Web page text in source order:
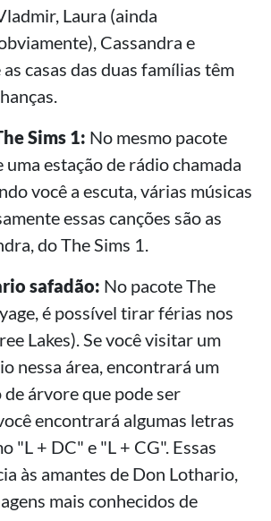
Laura (ainda
Cassandra e
casas das duas famílias têm
Sims 1: No mesmo pacote
uma estação de rádio chamada
você a escuta, várias músicas
essas canções são as
do The Sims 1.
safadão: No pacote The
é possível tirar férias nos
Lakes). Se você visitar um
nessa área, encontrará um
árvore que pode ser
encontrará algumas letras
"L + DC" e "L + CG". Essas
às amantes de Don Lothario,
mais conhecidos de